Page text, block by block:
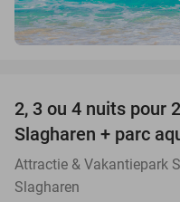
2, 3 ou 4 nuits pour
Slagharen + parc
Attractie & Vakantiepark
Slagharen